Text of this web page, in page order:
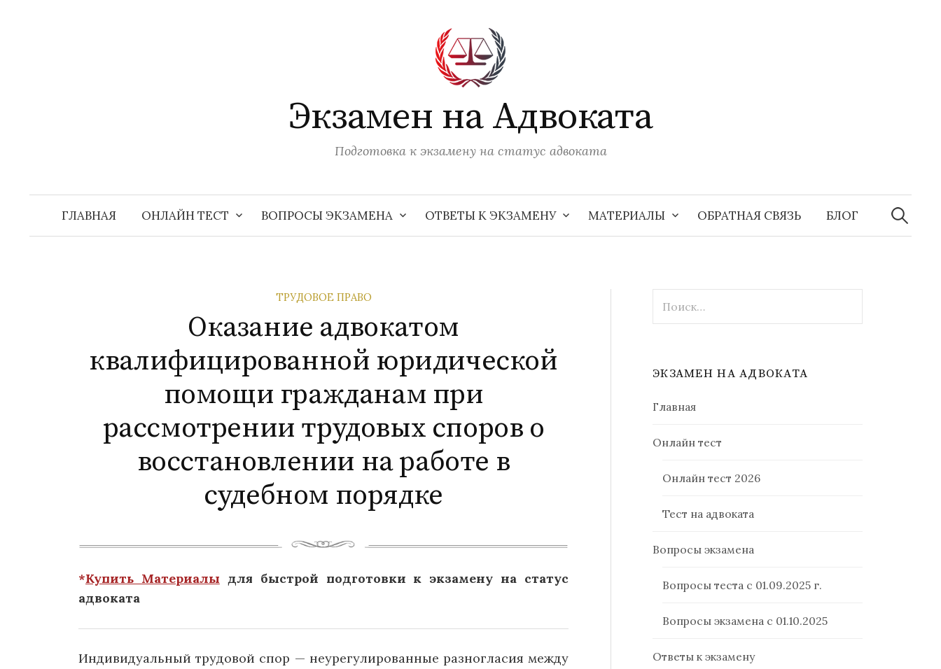
Экзамен на Адвоката
Подготовка к экзамену на статус адвоката
ГЛАВНАЯ ОНЛАЙН ТЕСТ ВОПРОСЫ ЭКЗАМЕНА ОТВЕТЫ К ЭКЗАМЕНУ МАТЕРИАЛЫ ОБРАТНАЯ СВЯЗЬ БЛОГ
Найти:
ТРУДОВОЕ ПРАВО
Оказание адвокатом
квалифицированной юридической
помощи гражданам при
рассмотрении трудовых споров о
восстановлении на работе в
судебном порядке
*Купить Материалы для быстрой подготовки к экзамену на статус
адвоката
Индивидуальный трудовой спор — неурегулированные разногласия между
ЭКЗАМЕН НА АДВОКАТА
Главная
Онлайн тест
Онлайн тест 2026
Тест на адвоката
Вопросы экзамена
Вопросы теста с 01.09.2025 г.
Вопросы экзамена с 01.10.2025
Ответы к экзамену